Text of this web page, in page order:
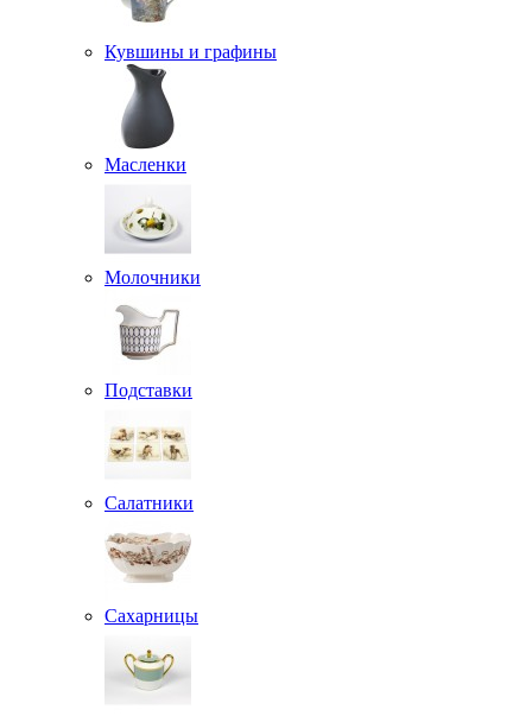
Кувшины и графины
Масленки
Молочники
Подставки
Салатники
Сахарницы